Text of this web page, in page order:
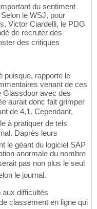
du sentiment
le WSJ, pour
Victor Ciardelli, le PDG
de recruter des
des critiques
puisque, rapporte le
venant de ces
Glassdoor avec des
aurait donc fait grimper
de 4,1. Cependant,
à pratiquer de tels
Daprès leurs
le géant du logiciel SAP
anormale du nombre
pas non plus le seul
le journal.
difficultés
classement en ligne qui